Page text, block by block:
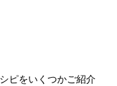
ピをいくつかご紹介